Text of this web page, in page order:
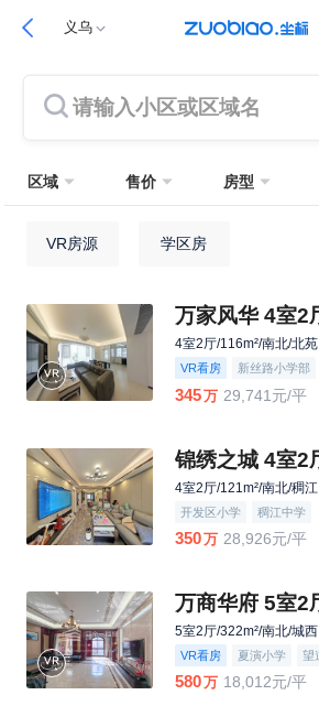
义乌
请输入小区或区域名
区域 售价 房型
VR房源 学区房
万家风华 4室2
4室2厅/116m²/南北/北苑
VR看房 新丝路小学部
345万 29,741元/平
锦绣之城 4室2
4室2厅/121m²/南北/稠江
开发区小学 稠江中学
350万 28,926元/平
万商华府 5室2
5室2厅/322m²/南北/城西
VR看房 夏演小学 望
580万 18,012元/平